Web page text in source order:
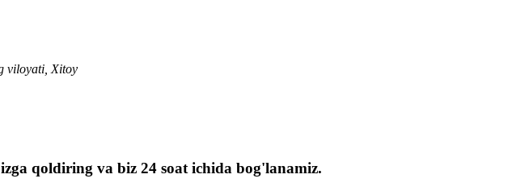
viloyati, Xitoy
qoldiring va biz 24 soat ichida bog'lanamiz.